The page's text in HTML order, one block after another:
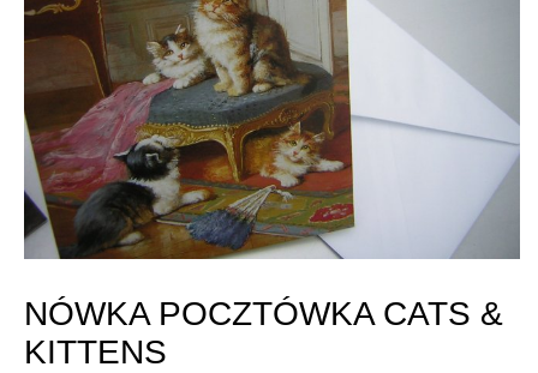
NÓWKA POCZTÓWKA CATS &
KITTENS